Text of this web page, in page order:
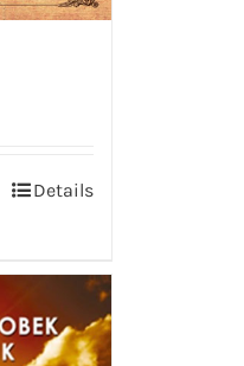
Details